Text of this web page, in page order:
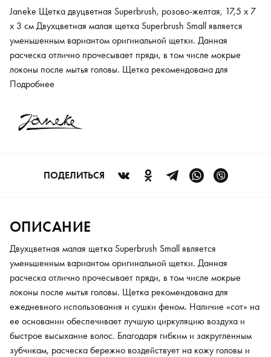
Janeke Щетка двуцветная Superbrush, розово-желтая, 17,5 x 7
x 3 см Двухцветная малая щетка Superbrush Small является
уменьшенным вариантом оригинальной щетки. Данная
расческа отлично прочесывает пряди, в том числе мокрые
локоны после мытья головы. Щетка рекомендована для
ежедневного использования и сушки феном. Наличие «сот» на
быстрое высыхание волос. Благодаря гибким и закругленным
зубчикам, расческа бережно воздействует на кожу головы и
Подробнее
ПОДЕЛИТЬСЯ
ОПИСАНИЕ
Двухцветная малая щетка Superbrush Small является
уменьшенным вариантом оригинальной щетки. Данная
расческа отлично прочесывает пряди, в том числе мокрые
локоны после мытья головы. Щетка рекомендована для
ежедневного использования и сушки феном. Наличие «сот» на
ее основании обеспечивает лучшую циркуляцию воздуха и
быстрое высыхание волос. Благодаря гибким и закругленным
зубчикам, расческа бережно воздействует на кожу головы и